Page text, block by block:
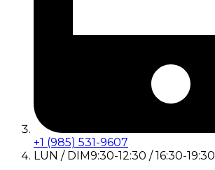
+1 (985) 531-9607
LUN / DIM9:30-12:30 / 16:30-19:30